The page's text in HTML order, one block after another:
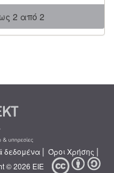
2 από 2
δεδομένα | Όροι Χρήσης |
© 2026 ΕΙΕ